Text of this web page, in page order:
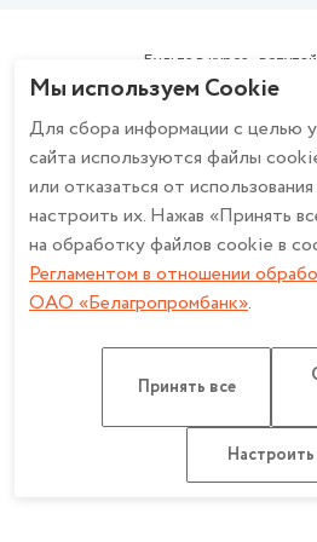
Cash-Pooling
Банкострахование
Дистанционное банковское обслуживание
Счет эскроу
использовании системы охранного
«Белагропромбанк»
Описание и настройка файлов cookie
Регламент в отношении обработки
«Белагропромбанк»
Политика конфиденциальности для
«Белагропромбанк»
ОАО «Белагропромбанк». Лицензия на
Будьте в курсе -
Работа с
Разработка сайта:
Настроить
Мы используем Cookie
Для сбора информации с целью
сайта используются файлы
или отказаться от
настроить их. Нажав «Принять
на обработку файлов cookie в
Регламентом в отношении
ОАО «Белагропромбанк».
Принять все
Настроить